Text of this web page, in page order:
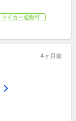
マイカー通勤可
4ヶ月前